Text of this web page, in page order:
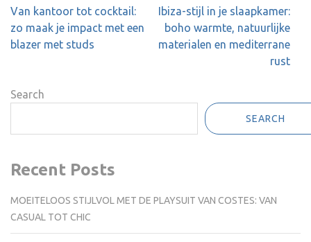
Post
navigation
Van kantoor tot cocktail:
zo maak je impact met een
blazer met studs
Ibiza-stijl in je slaapkamer:
boho warmte, natuurlijke
materialen en mediterrane
rust
Search
SEARCH
Recent Posts
MOEITELOOS STIJLVOL MET DE PLAYSUIT VAN COSTES: VAN
CASUAL TOT CHIC